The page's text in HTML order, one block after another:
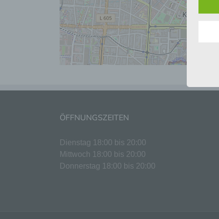
ÖFFNUNGSZEITEN
Dienstag 18:00 bis 20:00
Mittwoch 18:00 bis 20:00
Donnerstag 18:00 bis 20:00
dies
Wir